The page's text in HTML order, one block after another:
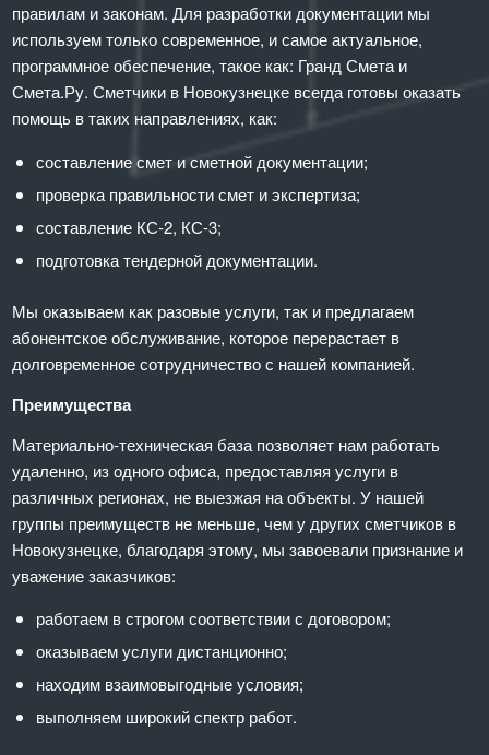
правилам и законам. Для разработки документации мы
используем только современное, и самое актуальное,
программное обеспечение, такое как: Гранд Смета и
Смета.Ру. Сметчики в Новокузнецке всегда готовы оказать
помощь в таких направлениях, как:
составление смет и сметной документации;
проверка правильности смет и экспертиза;
составление КС-2, КС-3;
подготовка тендерной документации.
Мы оказываем как разовые услуги, так и предлагаем
абонентское обслуживание, которое перерастает в
долговременное сотрудничество с нашей компанией.
Преимущества
Материально-техническая база позволяет нам работать
удаленно, из одного офиса, предоставляя услуги в
различных регионах, не выезжая на объекты. У нашей
группы преимуществ не меньше, чем у других сметчиков в
Новокузнецке, благодаря этому, мы завоевали признание и
уважение заказчиков:
работаем в строгом соответствии с договором;
оказываем услуги дистанционно;
находим взаимовыгодные условия;
выполняем широкий спектр работ.